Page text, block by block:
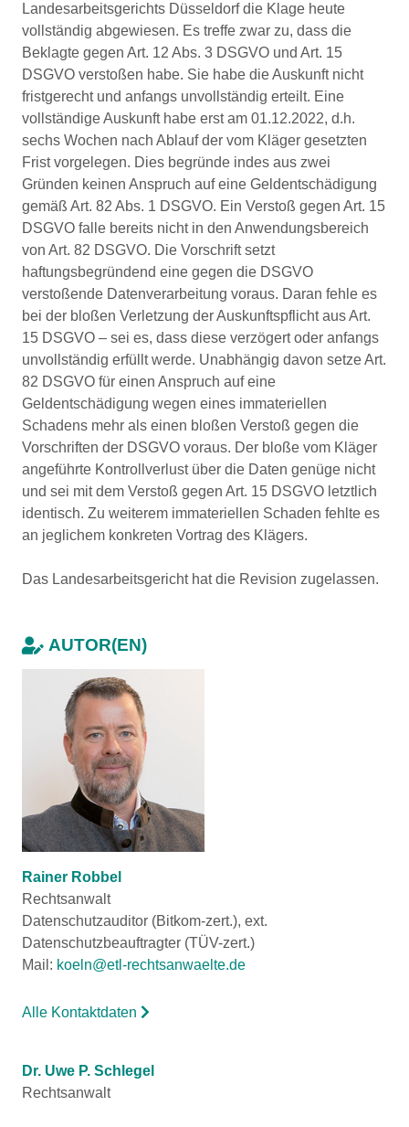
Landesarbeitsgerichts Düsseldorf die Klage heute
vollständig abgewiesen. Es treffe zwar zu, dass die
Beklagte gegen Art. 12 Abs. 3 DSGVO und Art. 15
DSGVO verstoßen habe. Sie habe die Auskunft nicht
fristgerecht und anfangs unvollständig erteilt. Eine
vollständige Auskunft habe erst am 01.12.2022, d.h.
sechs Wochen nach Ablauf der vom Kläger gesetzten
Frist vorgelegen. Dies begründe indes aus zwei
Gründen keinen Anspruch auf eine Geldentschädigung
gemäß Art. 82 Abs. 1 DSGVO. Ein Verstoß gegen Art. 15
DSGVO falle bereits nicht in den Anwendungsbereich
von Art. 82 DSGVO. Die Vorschrift setzt
haftungsbegründend eine gegen die DSGVO
verstoßende Datenverarbeitung voraus. Daran fehle es
bei der bloßen Verletzung der Auskunftspflicht aus Art.
15 DSGVO – sei es, dass diese verzögert oder anfangs
unvollständig erfüllt werde. Unabhängig davon setze Art.
82 DSGVO für einen Anspruch auf eine
Geldentschädigung wegen eines immateriellen
Schadens mehr als einen bloßen Verstoß gegen die
Vorschriften der DSGVO voraus. Der bloße vom Kläger
angeführte Kontrollverlust über die Daten genüge nicht
und sei mit dem Verstoß gegen Art. 15 DSGVO letztlich
identisch. Zu weiterem immateriellen Schaden fehlte es
an jeglichem konkreten Vortrag des Klägers.
Das Landesarbeitsgericht hat die Revision zugelassen.
AUTOR(EN)
Rainer Robbel
Rechtsanwalt
Datenschutzauditor (Bitkom-zert.), ext.
Datenschutzbeauftragter (TÜV-zert.)
Mail: koeln@etl-rechtsanwaelte.de
Alle Kontaktdaten
Dr. Uwe P. Schlegel
Rechtsanwalt